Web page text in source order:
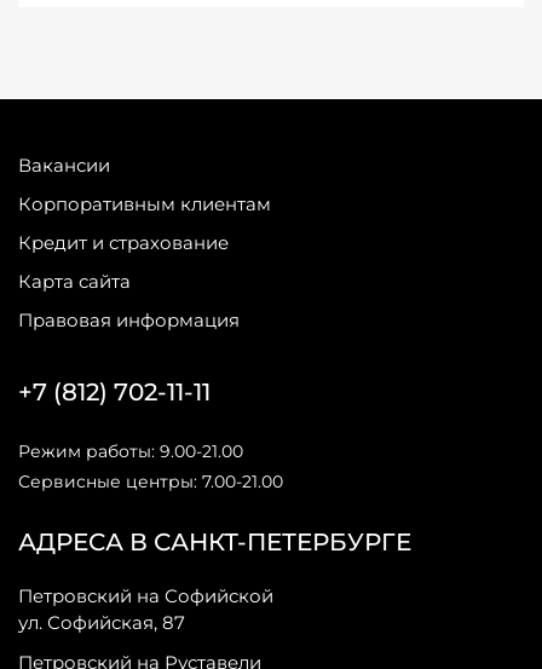
Вакансии
Корпоративным клиентам
Кредит и страхование
Карта сайта
Правовая информация
АДРЕСА В САНКТ-ПЕТЕРБУРГЕ
Петровский на Софийской
ул. Софийская, 87
Петровский на Руставели
+7 (812) 702-11-11
Режим работы: 9.00-21.00
Сервисные центры: 7.00-21.00